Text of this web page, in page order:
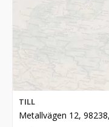
TILL
Metallvägen 12,